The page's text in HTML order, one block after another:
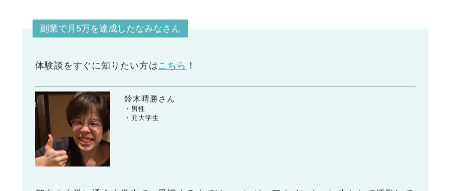
副業で月5万を達成したなみなさん
体験談をすぐに知りたい方はこちら ！
鈴木晴勝さん
・男性
・元大学生